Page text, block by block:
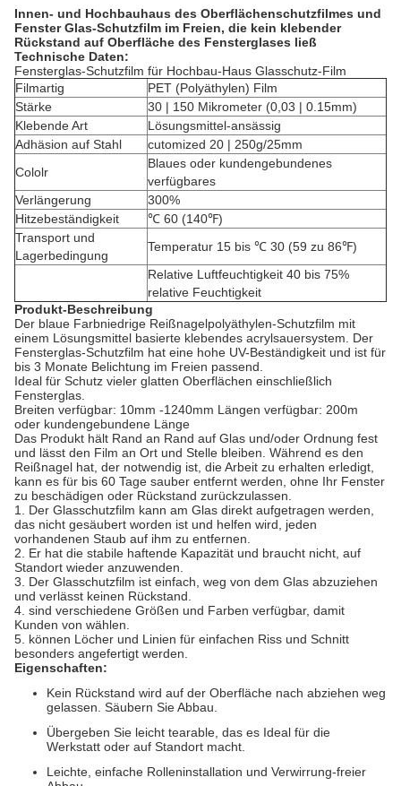
Innen- und Hochbauhaus des Oberflächenschutzfilmes und
Fenster Glas-Schutzfilm im Freien, die kein klebender
Rückstand auf Oberfläche des Fensterglases ließ
Technische Daten:
Fensterglas-Schutzfilm für Hochbau-Haus Glasschutz-Film
Filmartig
PET (Polyäthylen) Film
Stärke
30 | 150 Mikrometer (0,03 | 0.15mm)
Klebende Art
Lösungsmittel-ansässig
Adhäsion auf Stahl
cutomized 20 | 250g/25mm
Cololr
Blaues oder kundengebundenes
verfügbares
Verlängerung
300%
Hitzebeständigkeit
℃ 60 (140℉)
Transport und
Lagerbedingung
Temperatur 15 bis ℃ 30 (59 zu 86℉)
Relative Luftfeuchtigkeit 40 bis 75%
relative Feuchtigkeit
Produkt-Beschreibung
Der blaue Farbniedrige Reißnagelpolyäthylen-Schutzfilm mit
einem Lösungsmittel basierte klebendes acrylsauersystem. Der
Fensterglas-Schutzfilm hat eine hohe UV-Beständigkeit und ist für
bis 3 Monate Belichtung im Freien passend.
Ideal für Schutz vieler glatten Oberflächen einschließlich
Fensterglas.
Breiten verfügbar: 10mm -1240mm Längen verfügbar: 200m
oder kundengebundene Länge
Das Produkt hält Rand an Rand auf Glas und/oder Ordnung fest
und lässt den Film an Ort und Stelle bleiben. Während es den
Reißnagel hat, der notwendig ist, die Arbeit zu erhalten erledigt,
kann es für bis 60 Tage sauber entfernt werden, ohne Ihr Fenster
zu beschädigen oder Rückstand zurückzulassen.
1. Der Glasschutzfilm kann am Glas direkt aufgetragen werden,
das nicht gesäubert worden ist und helfen wird, jeden
vorhandenen Staub auf ihm zu entfernen.
2. Er hat die stabile haftende Kapazität und braucht nicht, auf
Standort wieder anzuwenden.
3. Der Glasschutzfilm ist einfach, weg von dem Glas abzuziehen
und verlässt keinen Rückstand.
4. sind verschiedene Größen und Farben verfügbar, damit
Kunden von wählen.
5. können Löcher und Linien für einfachen Riss und Schnitt
besonders angefertigt werden.
Eigenschaften:
Kein Rückstand wird auf der Oberfläche nach abziehen weg
gelassen. Säubern Sie Abbau.
Übergeben Sie leicht tearable, das es Ideal für die
Werkstatt oder auf Standort macht.
Leichte, einfache Rolleninstallation und Verwirrung-freier